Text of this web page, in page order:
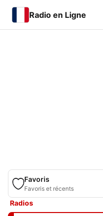
Radio en Ligne
Favoris
Favoris et récents
Radios